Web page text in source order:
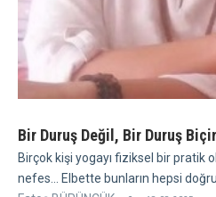
Bir Duruş Değil, Bir Duruş
Birçok kişi yogayı fiziksel bir pratik
nefes... Elbette bunların hepsi